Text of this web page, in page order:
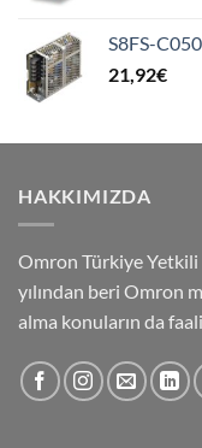
S8FS-
21,92€
HAKKIMIZDA
Omron Türkiye
yılından beri Omron
alma konuların da